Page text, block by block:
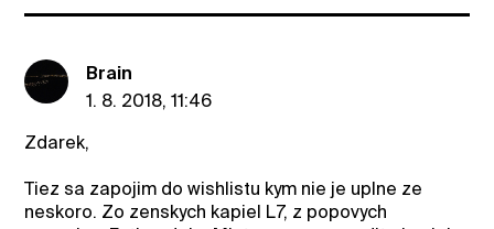
Brain
1. 8. 2018, 11:46
Zdarek,
Tiez sa zapojim do wishlistu kym nie je uplne ze
neskoro. Zo zenskych kapiel L7, z popovych